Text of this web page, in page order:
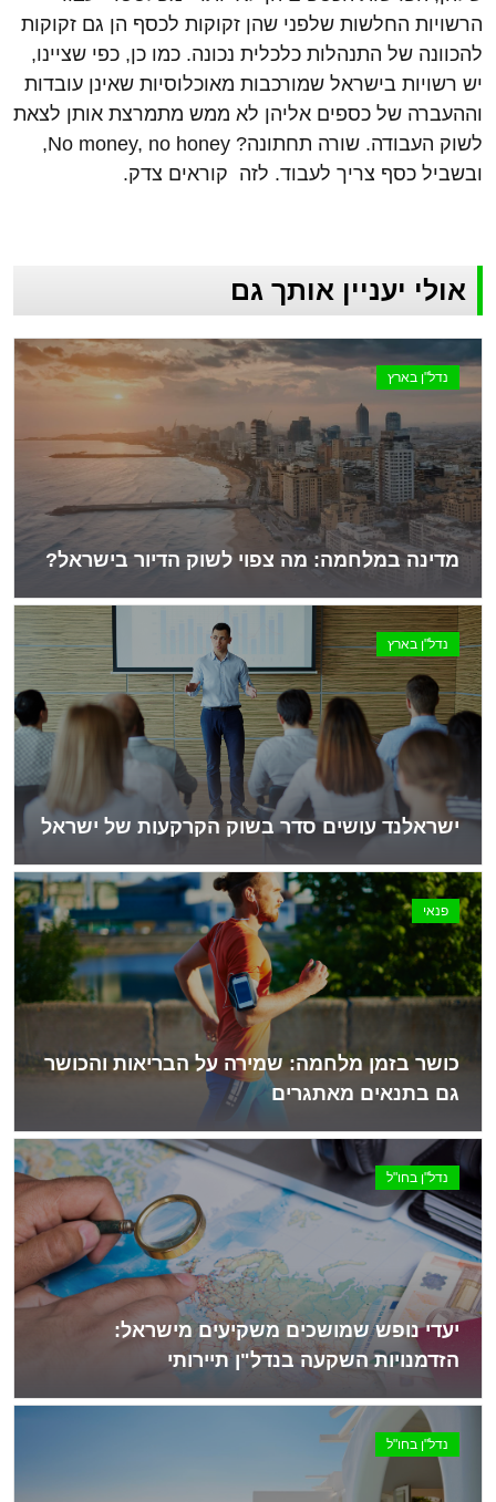
הרשויות החלשות שלפני שהן זקוקות לכסף הן גם זקוקות
להכוונה של התנהלות כלכלית נכונה. כמו כן, כפי שציינו,
יש רשויות בישראל שמורכבות מאוכלוסיות שאינן עובדות
וההעברה של כספים אליהן לא ממש מתמרצת אותן לצאת
לשוק העבודה. שורה תחתונה? No money, no honey,
ובשביל כסף צריך לעבוד. לזה קוראים צדק.
אולי יעניין אותך גם
נדל"ן בארץ
מדינה במלחמה: מה צפוי לשוק הדיור בישראל?
נדל"ן בארץ
ישראלנד עושים סדר בשוק הקרקעות של ישראל
פנאי
כושר בזמן מלחמה: שמירה על הבריאות והכושר
גם בתנאים מאתגרים
נדל"ן בחו"ל
יעדי נופש שמושכים משקיעים מישראל:
הזדמנויות השקעה בנדל"ן תיירותי
נדל"ן בחו"ל